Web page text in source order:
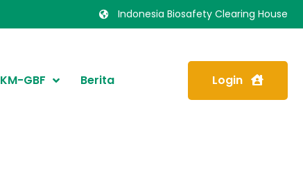
Indonesia Biosafety Clearing House
KM-GBF Berita Login